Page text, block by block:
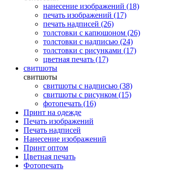
нанесение изображений (18)
печать изображений (17)
печать надписей (26)
толстовки с капюшоном (26)
толстовки с надписью (24)
толстовки с рисунками (17)
цветная печать (17)
свитшоты
свитшоты
свитшоты с надписью (38)
свитшоты с рисунком (15)
фотопечать (16)
Принт на одежде
Печать изображений
Печать надписей
Нанесение изображений
Принт оптом
Цветная печать
Фотопечать